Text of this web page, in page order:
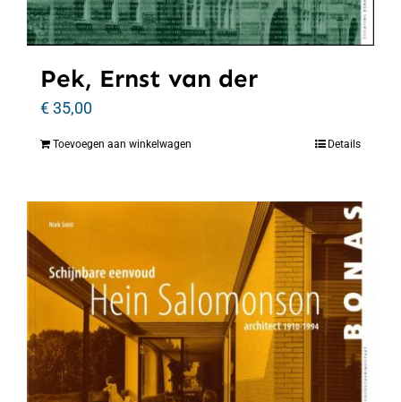
Pek, Ernst van der
€35,00
Toevoegen aan winkelwagen Details